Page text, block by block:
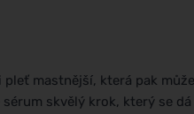
mastnější, která pak
skvělý krok, který se